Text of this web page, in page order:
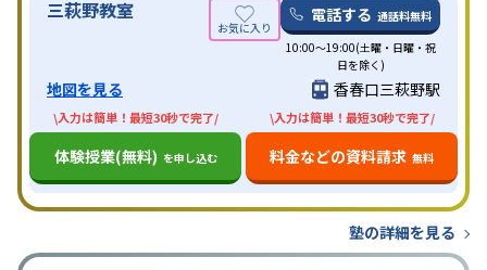
三萩野教室 電話する 通話料無料
10:00～19:00(土曜・日曜・祝
日を除く)
地図を見る 香春口三萩野駅
\入力は簡単！最短30秒で完了/
体験授業(無料) を申し込む
\入力は簡単！最短30秒で完了/
料金などの資料請求 無料
塾の詳細を見る